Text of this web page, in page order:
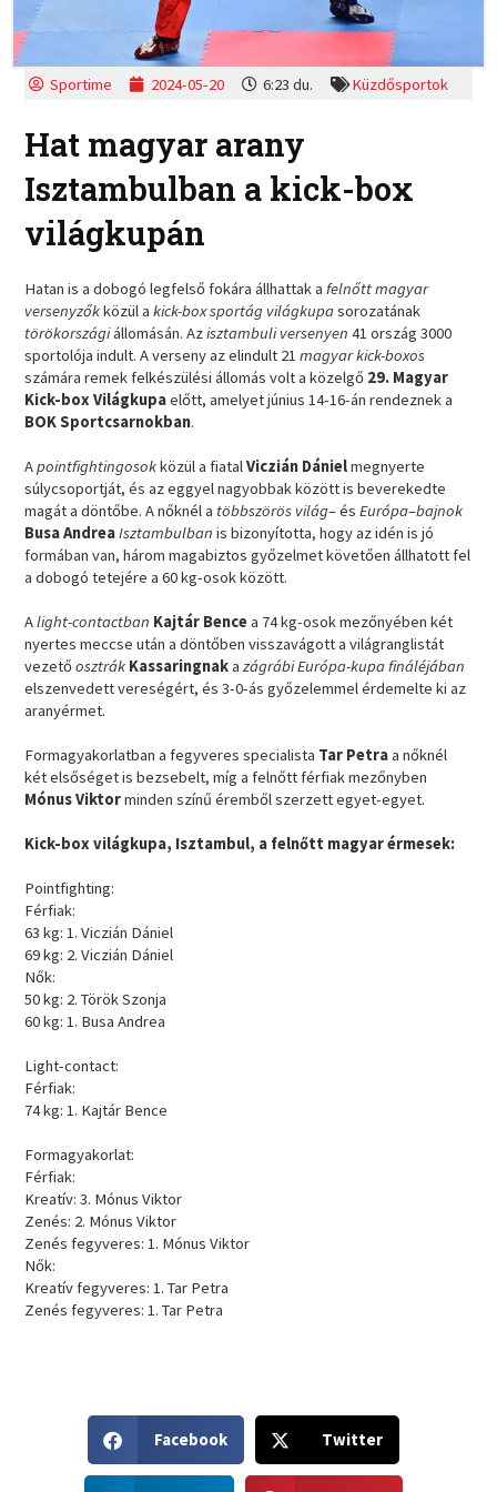
Sportime 2024-05-20 6:23 du. Küzdősportok
Hat magyar arany
Isztambulban a kick-box
világkupán
Hatan is a dobogó legfelső fokára állhattak afelnőtt magyar
versenyzőkközül akick-box sportág világkupasorozatának
törökországiállomásán. Azisztambuli versenyen41 ország 3000
sportolója indult. A verseny az elindult 21magyar kick-boxos
számára remek felkészülési állomás volt a közelgő 29. Magyar
Kick-box Világkupaelőtt, amelyet június 14-16-án rendeznek a
BOK Sportcsarnokban.
Apointfightingosokközül a fiatalViczián Dánielmegnyerte
súlycsoportját, és az eggyel nagyobbak között is beverekedte
magát a döntőbe. A nőknél a többszörös világ– ésEurópa–bajnok
Busa AndreaIsztambulbanis bizonyította, hogy az idén is jó
formában van, három magabiztos győzelmet követően állhatott fel
a dobogó tetejére a 60 kg-osok között.
Alight-contactban Kajtár Bencea 74 kg-osok mezőnyében két
nyertes meccse után a döntőben visszavágott a világranglistát
vezetőosztrák Kassaringnakazágrábi Európa-kupa fináléjában
elszenvedett vereségért, és 3-0-ás győzelemmel érdemelte ki az
aranyérmet.
Formagyakorlatban a fegyveres specialista Tar Petraa nőknél
két elsőséget is bezsebelt, míg a felnőtt férfiak mezőnyben
Mónus Viktorminden színű éremből szerzett egyet-egyet.
Kick-box világkupa, Isztambul, a felnőtt magyar érmesek:
Pointfighting:
Férfiak:
63 kg: 1. Viczián Dániel
69 kg: 2. Viczián Dániel
Nők:
50 kg: 2. Török Szonja
60 kg: 1. Busa Andrea
Light-contact:
Férfiak:
74 kg: 1. Kajtár Bence
Formagyakorlat:
Férfiak:
Kreatív: 3. Mónus Viktor
Zenés: 2. Mónus Viktor
Zenés fegyveres: 1. Mónus Viktor
Nők:
Kreatív fegyveres: 1. Tar Petra
Zenés fegyveres: 1. Tar Petra
h
Facebook
h
Twitter